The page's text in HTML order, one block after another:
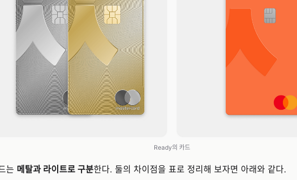
Ready의 카드
는 메탈과 라이트로 구분한다. 둘의 차이점을 표로 정리해 보자면 아래와 같다.